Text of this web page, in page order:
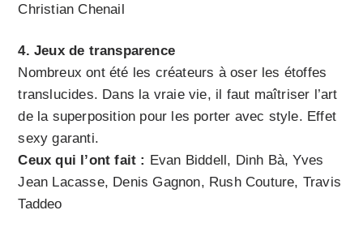
Christian Chenail
4. Jeux de transparence
Nombreux ont été les créateurs à oser les étoffes
translucides. Dans la vraie vie, il faut maîtriser l’art
de la superposition pour les porter avec style. Effet
sexy garanti.
Ceux qui l’ont fait : Evan Biddell, Dinh Bà, Yves
Jean Lacasse, Denis Gagnon, Rush Couture, Travis
Taddeo